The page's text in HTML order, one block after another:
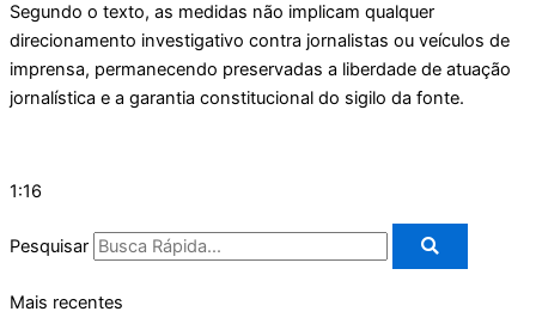
Segundo o texto, as medidas não implicam qualquer
direcionamento investigativo contra jornalistas ou veículos de
imprensa, permanecendo preservadas a liberdade de atuação
jornalística e a garantia constitucional do sigilo da fonte.
1:16
Pesquisar
Mais recentes